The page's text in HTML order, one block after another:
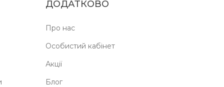
ДОДАТКОВО
Про нас
Особистий кабінет
Акції
Блог